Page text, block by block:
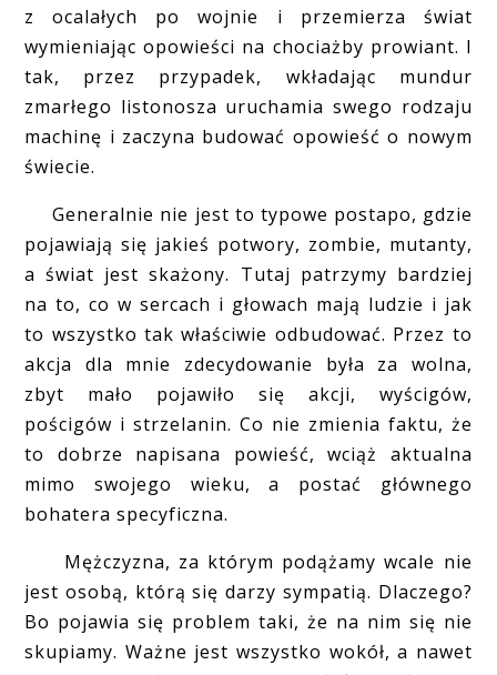
z ocalałych po wojnie i przemierza świat
wymieniając opowieści na chociażby prowiant. I
tak, przez przypadek, wkładając mundur
zmarłego listonosza uruchamia swego rodzaju
machinę i zaczyna budować opowieść o nowym
świecie.
Generalnie nie jest to typowe postapo, gdzie
pojawiają się jakieś potwory, zombie, mutanty,
a świat jest skażony. Tutaj patrzymy bardziej
na to, co w sercach i głowach mają ludzie i jak
to wszystko tak właściwie odbudować. Przez to
akcja dla mnie zdecydowanie była za wolna,
zbyt mało pojawiło się akcji, wyścigów,
pościgów i strzelanin. Co nie zmienia faktu, że
to dobrze napisana powieść, wciąż aktualna
mimo swojego wieku, a postać głównego
bohatera specyficzna.
Mężczyzna, za którym podążamy wcale nie
jest osobą, którą się darzy sympatią. Dlaczego?
Bo pojawia się problem taki, że na nim się nie
skupiamy. Ważne jest wszystko wokół, a nawet